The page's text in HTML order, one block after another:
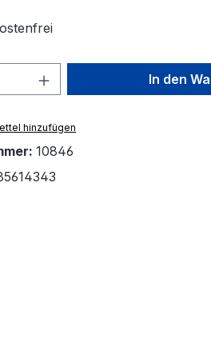
Anzahl: Gib denIn den
hinzufügen
10846